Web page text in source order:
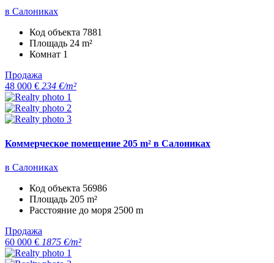
в Салониках
Код объекта 7881
Площадь 24 m²
Комнат 1
Продажа
48 000 € 234 €/m²
Коммерческое помещение 205 m² в Салониках
в Салониках
Код объекта 56986
Площадь 205 m²
Расстояние до моря 2500 m
Продажа
60 000 € 1875 €/m²